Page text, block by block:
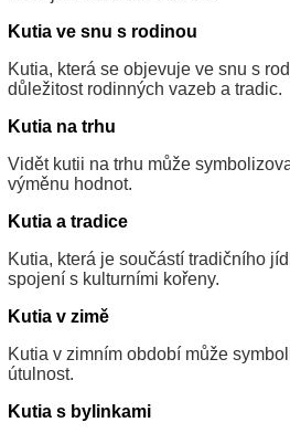
Kutia ve snu s rodinou
Kutia, která se objevuje ve snu s
důležitost rodinných vazeb a tradic.
Kutia na trhu
Vidět kutii na trhu může
výměnu hodnot.
Kutia a tradice
Kutia, která je součástí tradičního
spojení s kulturními kořeny.
Kutia v zimě
Kutia v zimním období může
útulnost.
Kutia s bylinkami